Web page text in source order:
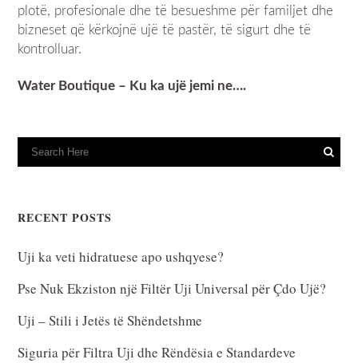
plotë, profesionale dhe të besueshme për familjet dhe
bizneset që kërkojnë ujë të pastër, të sigurt dhe të
kontrolluar.
Water Boutique – Ku ka ujë jemi ne….
RECENT POSTS
Uji ka veti hidratuese apo ushqyese?
Pse Nuk Ekziston një Filtër Uji Universal për Çdo Ujë?
Uji – Stili i Jetës të Shëndetshme
Siguria për Filtra Uji dhe Rëndësia e Standardeve